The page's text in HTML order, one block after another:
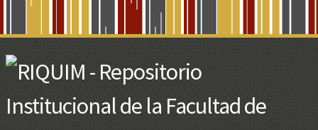
Main
Content